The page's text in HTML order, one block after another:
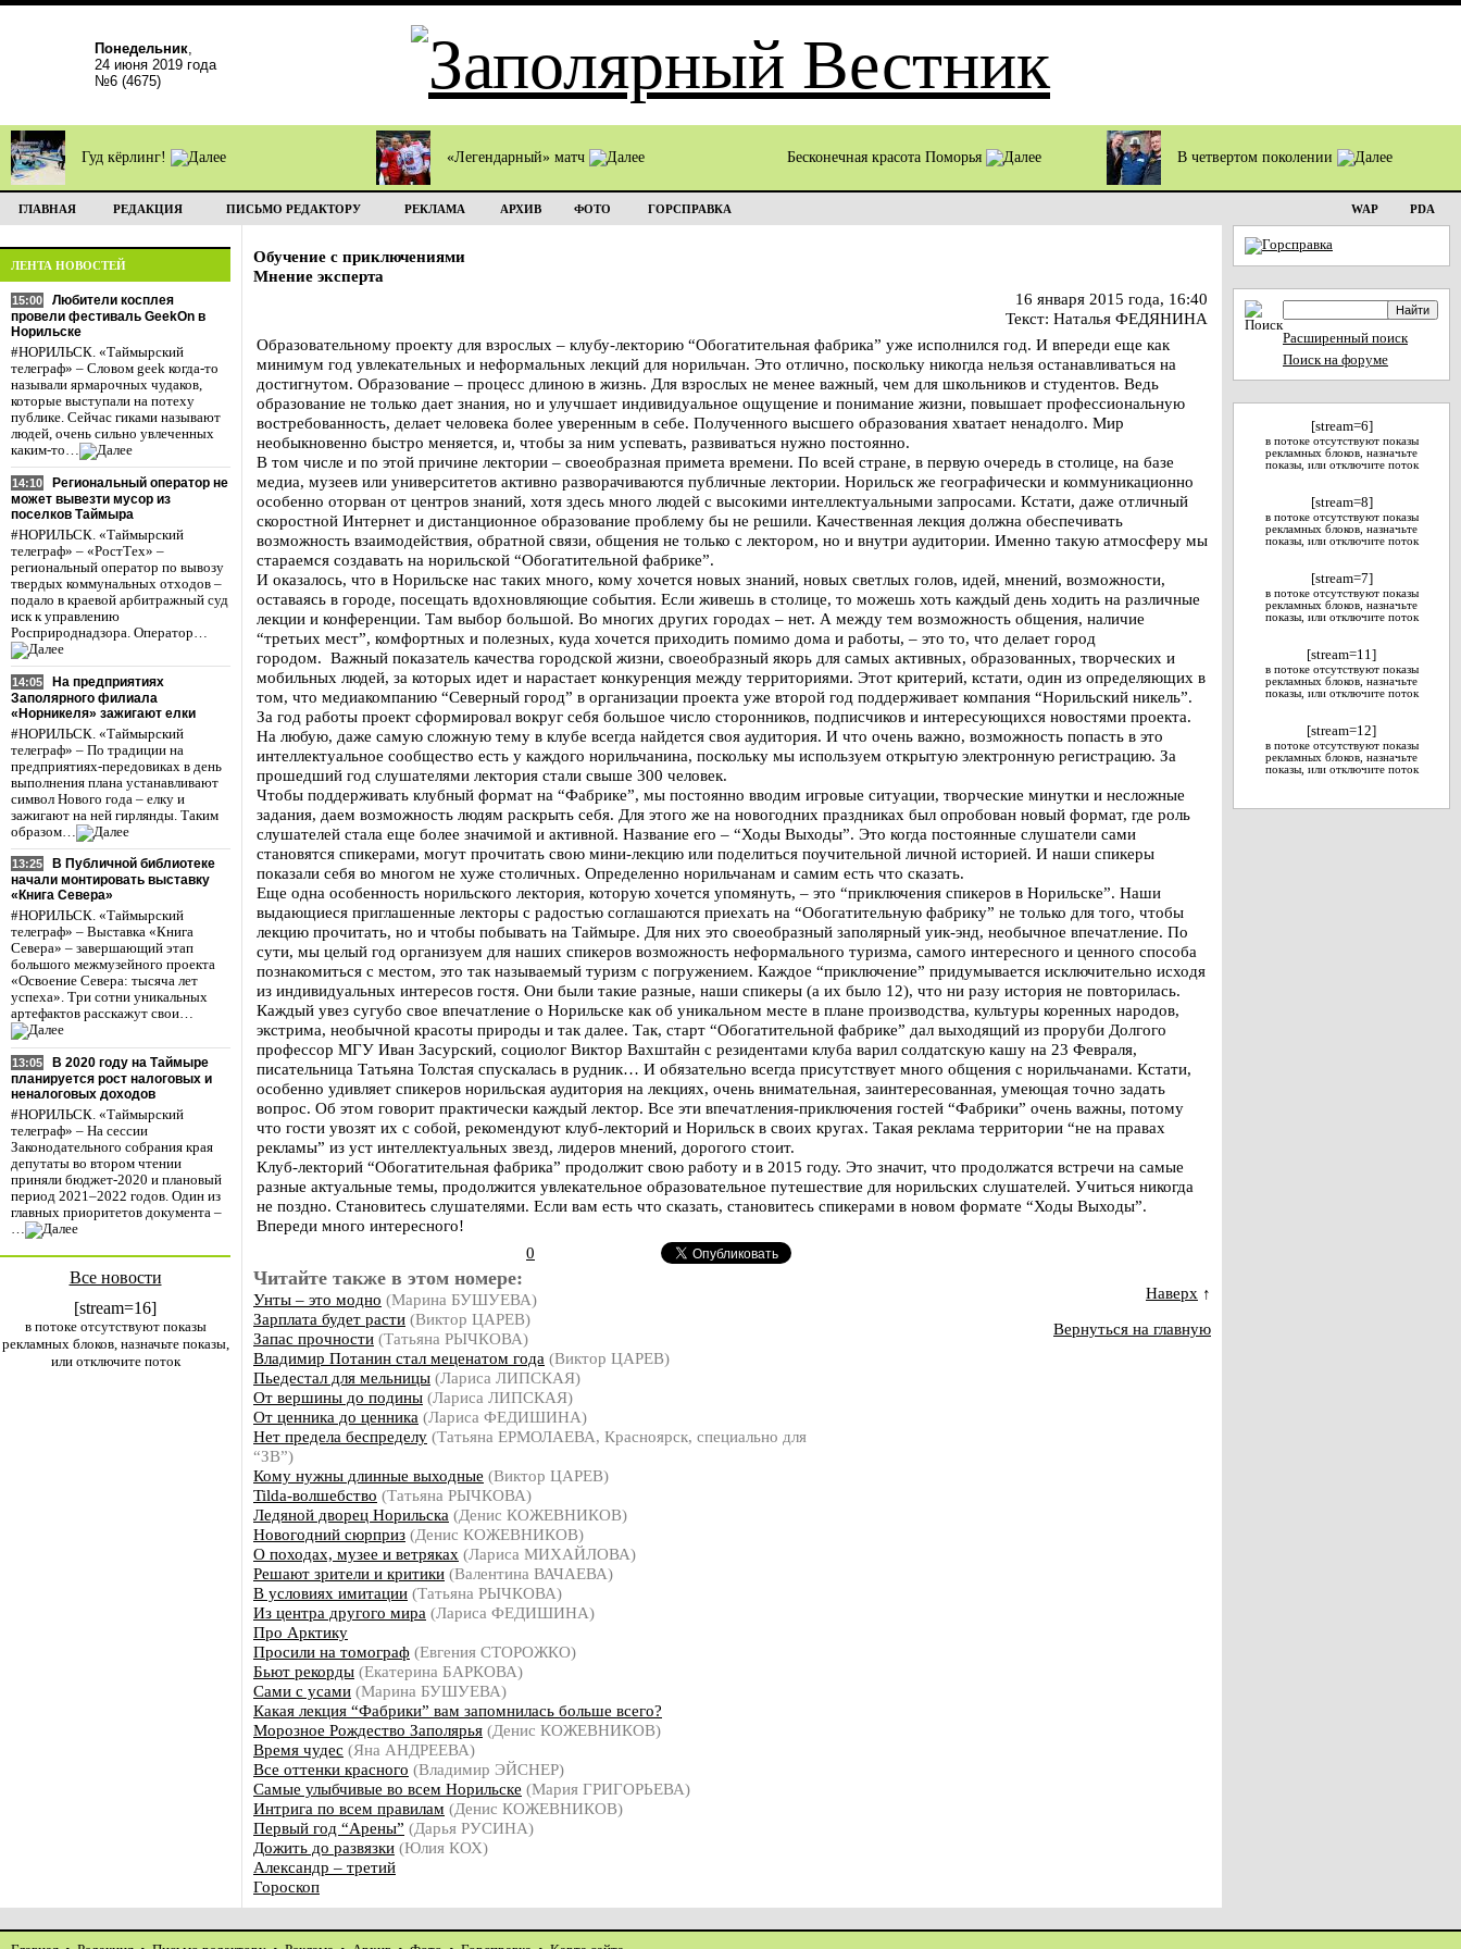
Понедельник,
24 июня 2019 года
№6 (4675)
Гуд кёрлинг! «Легендарный» матч Бесконечная красота Поморья В четвертом поколении
ГЛАВНАЯ РЕДАКЦИЯ ПИСЬМО РЕДАКТОРУ РЕКЛАМА АРХИВ ФОТО ГОРСПРАВКА WAP PDA
ЛЕНТА НОВОСТЕЙ
15:00
Любители косплея
провели фестиваль GeekOn в
Норильске
#НОРИЛЬСК. «Таймырский
телеграф» – Словом geek когда-то
называли ярмарочных чудаков,
которые выступали на потеху
публике. Сейчас гиками называют
людей, очень сильно увлеченных
каким-то…
14:10
Региональный оператор не
может вывезти мусор из
поселков Таймыра
#НОРИЛЬСК. «Таймырский
телеграф» – «РостТех» –
региональный оператор по вывозу
твердых коммунальных отходов –
подало в краевой арбитражный суд
иск к управлению
Росприроднадзора. Оператор…
14:05
На предприятиях
Заполярного филиала
«Норникеля» зажигают елки
#НОРИЛЬСК. «Таймырский
телеграф» – По традиции на
предприятиях-передовиках в день
выполнения плана устанавливают
символ Нового года – елку и
зажигают на ней гирлянды. Таким
образом…
13:25
В Публичной библиотеке
начали монтировать выставку
«Книга Севера»
#НОРИЛЬСК. «Таймырский
телеграф» – Выставка «Книга
Севера» – завершающий этап
большого межмузейного проекта
«Освоение Севера: тысяча лет
успеха». Три сотни уникальных
артефактов расскажут свои…
13:05
В 2020 году на Таймыре
планируется рост налоговых и
неналоговых доходов
#НОРИЛЬСК. «Таймырский
телеграф» – На сессии
Законодательного собрания края
депутаты во втором чтении
приняли бюджет-2020 и плановый
период 2021–2022 годов. Один из
главных приоритетов документа –
…
Все новости
[stream=16]
в потоке отсутствуют показы
рекламных блоков, назначьте показы,
или отключите поток
Обучение с приключениями
Мнение эксперта
16 января 2015 года, 16:40
Текст: Наталья ФЕДЯНИНА
Образовательному проекту для взрослых – клубу-лекторию “Обогатительная фабрика” уже исполнился год. И впереди еще как
минимум год увлекательных и неформальных лекций для норильчан. Это отлично, поскольку никогда нельзя останавливаться на
достигнутом. Образование – процесс длиною в жизнь. Для взрослых не менее важный, чем для школьников и студентов. Ведь
образование не только дает знания, но и улучшает индивидуальное ощущение и понимание жизни, повышает профессиональную
востребованность, делает человека более уверенным в себе. Полученного высшего образования хватает ненадолго. Мир
необыкновенно быстро меняется, и, чтобы за ним успевать, развиваться нужно постоянно.
В том числе и по этой причине лектории – своеобразная примета времени. По всей стране, в первую очередь в столице, на базе
медиа, музеев или университетов активно разворачиваются публичные лектории. Норильск же географически и коммуникационно
особенно оторван от центров знаний, хотя здесь много людей с высокими интеллектуальными запросами. Кстати, даже отличный
скоростной Интернет и дистанционное образование проблему бы не решили. Качественная лекция должна обеспечивать
возможность взаимодействия, обратной связи, общения не только с лектором, но и внутри аудитории. Именно такую атмосферу мы
стараемся создавать на норильской “Обогатительной фабрике”.
И оказалось, что в Норильске нас таких много, кому хочется новых знаний, новых светлых голов, идей, мнений, возможности,
оставаясь в городе, посещать вдохновляющие события. Если живешь в столице, то можешь хоть каждый день ходить на различные
лекции и конференции. Там выбор большой. Во многих других городах – нет. А между тем возможность общения, наличие
“третьих мест”, комфортных и полезных, куда хочется приходить помимо дома и работы, – это то, что делает город
городом. Важный показатель качества городской жизни, своеобразный якорь для самых активных, образованных, творческих и
мобильных людей, за которых идет и нарастает конкуренция между территориями. Этот критерий, кстати, один из определяющих в
том, что медиакомпанию “Северный город” в организации проекта уже второй год поддерживает компания “Норильский никель”.
За год работы проект сформировал вокруг себя большое число сторонников, подписчиков и интересующихся новостями проекта.
На любую, даже самую сложную тему в клубе всегда найдется своя аудитория. И что очень важно, возможность попасть в это
интеллектуальное сообщество есть у каждого норильчанина, поскольку мы используем открытую электронную регистрацию. За
прошедший год слушателями лектория стали свыше 300 человек.
Чтобы поддерживать клубный формат на “Фабрике”, мы постоянно вводим игровые ситуации, творческие минутки и несложные
задания, даем возможность людям раскрыть себя. Для этого же на новогодних праздниках был опробован новый формат, где роль
слушателей стала еще более значимой и активной. Название его – “Ходы Выходы”. Это когда постоянные слушатели сами
становятся спикерами, могут прочитать свою мини-лекцию или поделиться поучительной личной историей. И наши спикеры
показали себя во многом не хуже столичных. Определенно норильчанам и самим есть что сказать.
Еще одна особенность норильского лектория, которую хочется упомянуть, – это “приключения спикеров в Норильске”. Наши
выдающиеся приглашенные лекторы с радостью соглашаются приехать на “Обогатительную фабрику” не только для того, чтобы
лекцию прочитать, но и чтобы побывать на Таймыре. Для них это своеобразный заполярный уик-энд, необычное впечатление. По
сути, мы целый год организуем для наших спикеров возможность неформального туризма, самого интересного и ценного способа
познакомиться с местом, это так называемый туризм с погружением. Каждое “приключение” придумывается исключительно исходя
из индивидуальных интересов гостя. Они были такие разные, наши спикеры (а их было 12), что ни разу история не повторилась.
Каждый увез сугубо свое впечатление о Норильске как об уникальном месте в плане производства, культуры коренных народов,
экстрима, необычной красоты природы и так далее. Так, старт “Обогатительной фабрике” дал выходящий из проруби Долгого
профессор МГУ Иван Засурский, социолог Виктор Вахштайн с резидентами клуба варил солдатскую кашу на 23 Февраля,
писательница Татьяна Толстая спускалась в рудник… И обязательно всегда присутствует много общения с норильчанами. Кстати,
особенно удивляет спикеров норильская аудитория на лекциях, очень внимательная, заинтересованная, умеющая точно задать
вопрос. Об этом говорит практически каждый лектор. Все эти впечатления-приключения гостей “Фабрики” очень важны, потому
что гости увозят их с собой, рекомендуют клуб-лекторий и Норильск в своих кругах. Такая реклама территории “не на правах
рекламы” из уст интеллектуальных звезд, лидеров мнений, дорогого стоит.
Клуб-лекторий “Обогатительная фабрика” продолжит свою работу и в 2015 году. Это значит, что продолжатся встречи на самые
разные актуальные темы, продолжится увлекательное образовательное путешествие для норильских слушателей. Учиться никогда
не поздно. Становитесь слушателями. Если вам есть что сказать, становитесь спикерами в новом формате “Ходы Выходы”.
Впереди много интересного!
0
Читайте также в этом номере:
Унты – это модно (Марина БУШУЕВА)
Зарплата будет расти (Виктор ЦАРЕВ)
Запас прочности (Татьяна РЫЧКОВА)
Владимир Потанин стал меценатом года (Виктор ЦАРЕВ)
Пьедестал для мельницы (Лариса ЛИПСКАЯ)
От вершины до подины (Лариса ЛИПСКАЯ)
От ценника до ценника (Лариса ФЕДИШИНА)
Нет предела беспределу (Татьяна ЕРМОЛАЕВА, Красноярск, специально для
“ЗВ”)
Кому нужны длинные выходные (Виктор ЦАРЕВ)
Tilda-волшебство (Татьяна РЫЧКОВА)
Ледяной дворец Норильска (Денис КОЖЕВНИКОВ)
Новогодний сюрприз (Денис КОЖЕВНИКОВ)
О походах, музее и ветряках (Лариса МИХАЙЛОВА)
Решают зрители и критики (Валентина ВАЧАЕВА)
В условиях имитации (Татьяна РЫЧКОВА)
Из центра другого мира (Лариса ФЕДИШИНА)
Про Арктику
Просили на томограф (Евгения СТОРОЖКО)
Бьют рекорды (Екатерина БАРКОВА)
Сами с усами (Марина БУШУЕВА)
Какая лекция “Фабрики” вам запомнилась больше всего?
Морозное Рождество Заполярья (Денис КОЖЕВНИКОВ)
Время чудес (Яна АНДРЕЕВА)
Все оттенки красного (Владимир ЭЙСНЕР)
Самые улыбчивые во всем Норильске (Мария ГРИГОРЬЕВА)
Интрига по всем правилам (Денис КОЖЕВНИКОВ)
Первый год “Арены” (Дарья РУСИНА)
Дожить до развязки (Юлия КОХ)
Александр – третий
Гороскоп
Наверх ↑
Вернуться на главную
Расширенный поиск
Поиск на форуме
[stream=6]
в потоке отсутствуют показы
рекламных блоков, назначьте
показы, или отключите поток
[stream=8]
в потоке отсутствуют показы
рекламных блоков, назначьте
показы, или отключите поток
[stream=7]
в потоке отсутствуют показы
рекламных блоков, назначьте
показы, или отключите поток
[stream=11]
в потоке отсутствуют показы
рекламных блоков, назначьте
показы, или отключите поток
[stream=12]
в потоке отсутствуют показы
рекламных блоков, назначьте
показы, или отключите поток